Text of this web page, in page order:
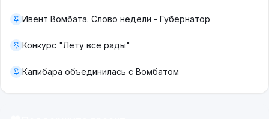
Ивент Вомбата. Слово недели - Губернатор
Конкурс "Лету все рады"
Капибара объединилась с Вомбатом